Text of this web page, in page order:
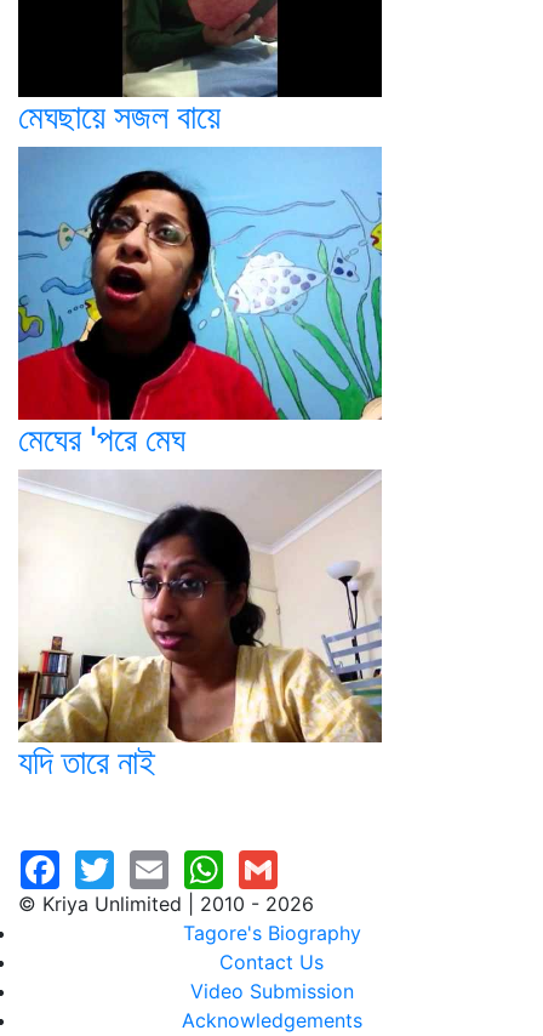
মেঘছায়ে সজল বায়ে
মেঘের 'পরে মেঘ
যদি তারে নাই
© Kriya Unlimited | 2010 - 2026
Tagore's Biography
Contact Us
Video Submission
Acknowledgements